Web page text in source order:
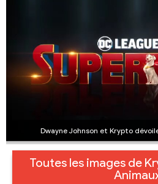
Dwayne Johnson et Krypto
Toutes les images de